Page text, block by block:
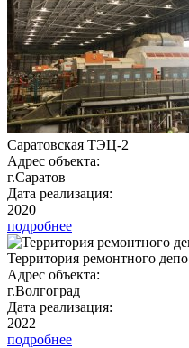
Саратовская ТЭЦ-2
Адрес объекта:
г.Саратов
Дата реализация:
2020
подробнее
Территория ремонтного депо
Адрес объекта:
г.Волгоград
Дата реализация:
2022
подробнее